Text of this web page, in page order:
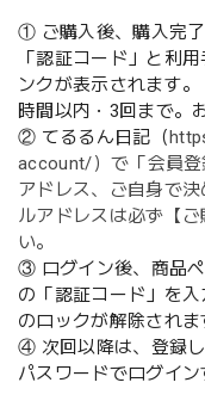
① ご購入後、購入完了
「認証コード」と利
ンクが表示されます
時間以内・3回まで。
② てるるん日記（
account/）で「会員
アドレス、ご自身で
ルアドレスは必ず【
い。
③ ログイン後、商品
の「認証コード」を
のロックが解除されま
④ 次回以降は、登録
パスワードでログイン